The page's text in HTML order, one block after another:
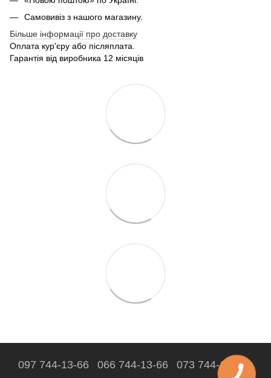
Самовивіз з нашого магазину.
Більше інформації про доставку
Оплата кур'єру або післяплата.
Гарантія від виробника 12 місяців
097 744-13-66 066 744-13-66 073 744-13-66